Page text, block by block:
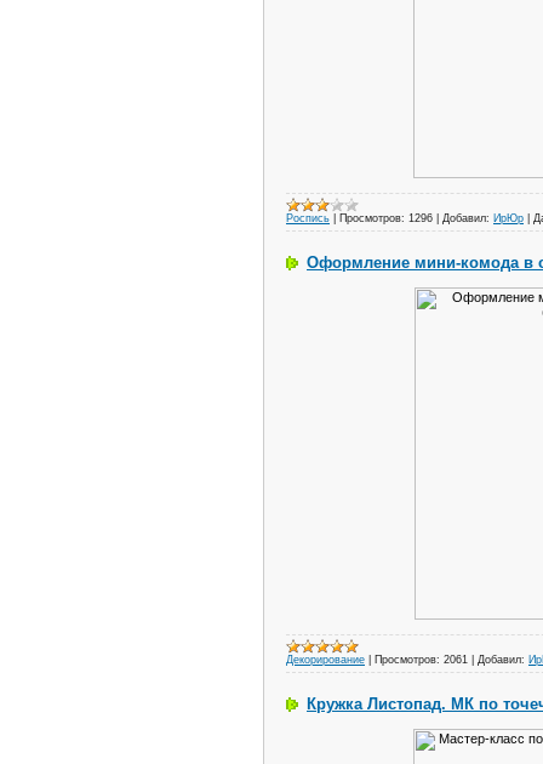
Роспись Просмотров: 1296 Добавил: ИрЮр
Оформление мини-комода в
Декорирование Просмотров: 2061 Добавил:
Кружка Листопад. МК по